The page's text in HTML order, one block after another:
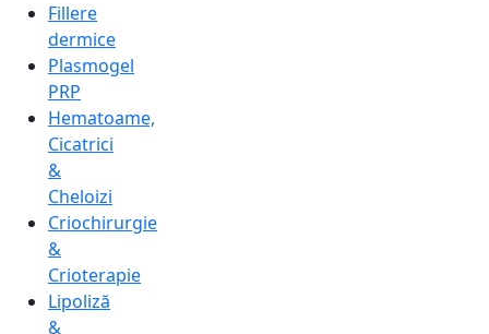
Fillere
dermice
Plasmogel
PRP
Hematoame,
Cicatrici
&
Cheloizi
Criochirurgie
&
Crioterapie
Lipoliză
&